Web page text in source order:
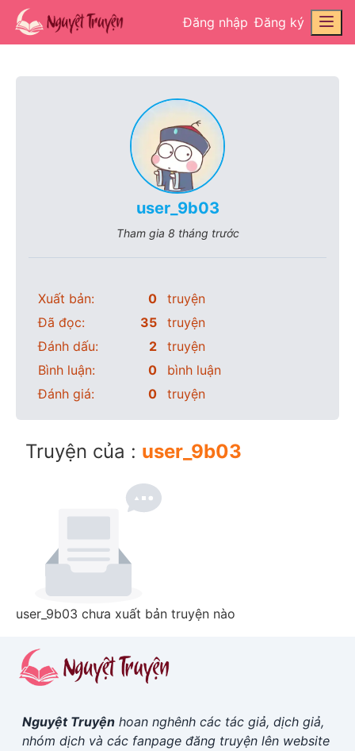
Đăng nhập Đăng ký
user_9b03
Tham gia 8 tháng trước
Xuất bản: 0
truyện
Đã đọc:
35
truyện
Đánh dấu:
2
truyện
Bình luận:
0
bình luận
Đánh giá:
0 truyện
Truyện của : user_9b03
user_9b03 chưa xuất bản truyện nào
Nguyệt Truyện hoan nghênh các tác giả, dịch giả,
nhóm dịch và các fanpage đăng truyện lên website